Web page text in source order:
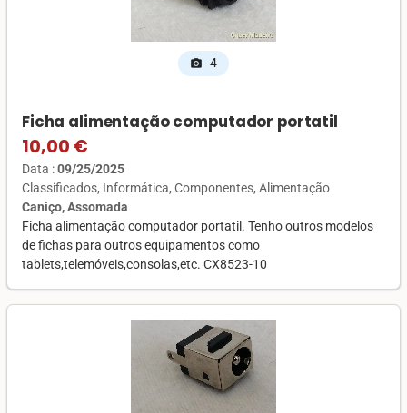
photo_camera 4
Ficha alimentação computador portatil
10,00 €
Data :09/25/2025
Classificados Informática Componentes Alimentação
Caniço, Assomada
Ficha alimentação computador portatil. Tenho outros modelos
de fichas para outros equipamentos como
tablets,telemóveis,consolas,etc. CX8523-10